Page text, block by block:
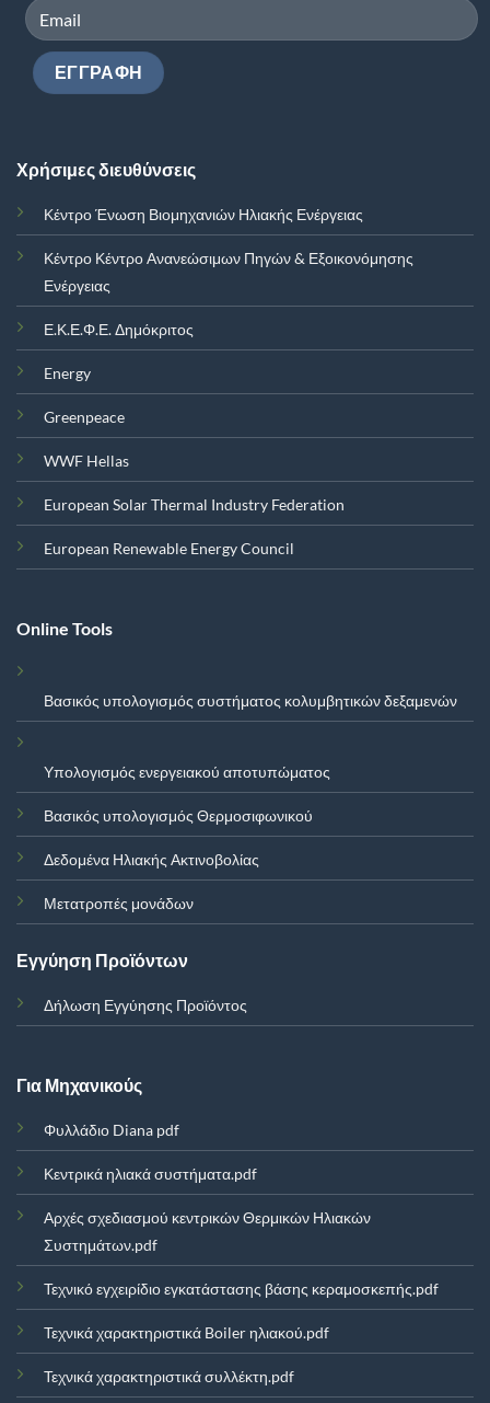
Χρήσιμες διευθύνσεις
Κέντρο Ένωση Βιομηχανιών Ηλιακής Ενέργειας
Κέντρο Κέντρο Ανανεώσιμων Πηγών & Εξοικονόμησης
Ενέργειας
Ε.Κ.Ε.Φ.Ε. Δημόκριτος
Energy
Greenpeace
WWF Hellas
European Solar Thermal Industry Federation
European Renewable Energy Council
Online Tools
Βασικός υπολογισμός συστήματος κολυμβητικών δεξαμενών
Υπολογισμός ενεργειακού αποτυπώματος
Βασικός υπολογισμός Θερμοσιφωνικού
Δεδομένα Ηλιακής Ακτινοβολίας
Μετατροπές μονάδων
Εγγύηση Προϊόντων
Δήλωση Εγγύησης Προϊόντος
Για Μηχανικούς
Φυλλάδιο Diana pdf
Κεντρικά ηλιακά συστήματα.pdf
Αρχές σχεδιασμού κεντρικών Θερμικών Ηλιακών
Συστημάτων.pdf
Τεχνικό εγχειρίδιο εγκατάστασης βάσης κεραμοσκεπής.pdf
Τεχνικά χαρακτηριστικά Boiler ηλιακού.pdf
Τεχνικά χαρακτηριστικά συλλέκτη.pdf